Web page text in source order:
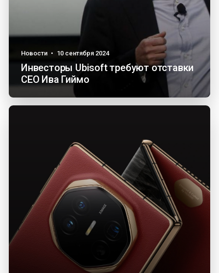
Новости • 10 сентября 2024
Инвесторы Ubisoft требуют отставки
CEO Ива Гиймо